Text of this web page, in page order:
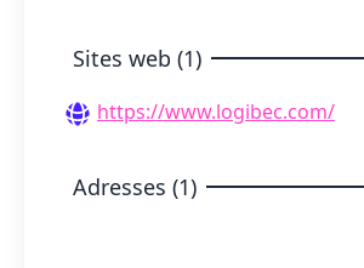
Sites web (1)
https://www.logibec.com/
Adresses (1)